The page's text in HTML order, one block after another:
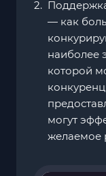
— как
наиболее
которой
могут
желаемое